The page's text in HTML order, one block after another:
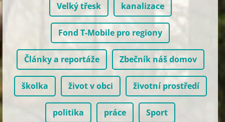
Velký třesk kanalizace
Fond T-Mobile pro regiony
Články a reportáže Zbečník náš domov
školka život v obci životní prostředí
politika práce Sport